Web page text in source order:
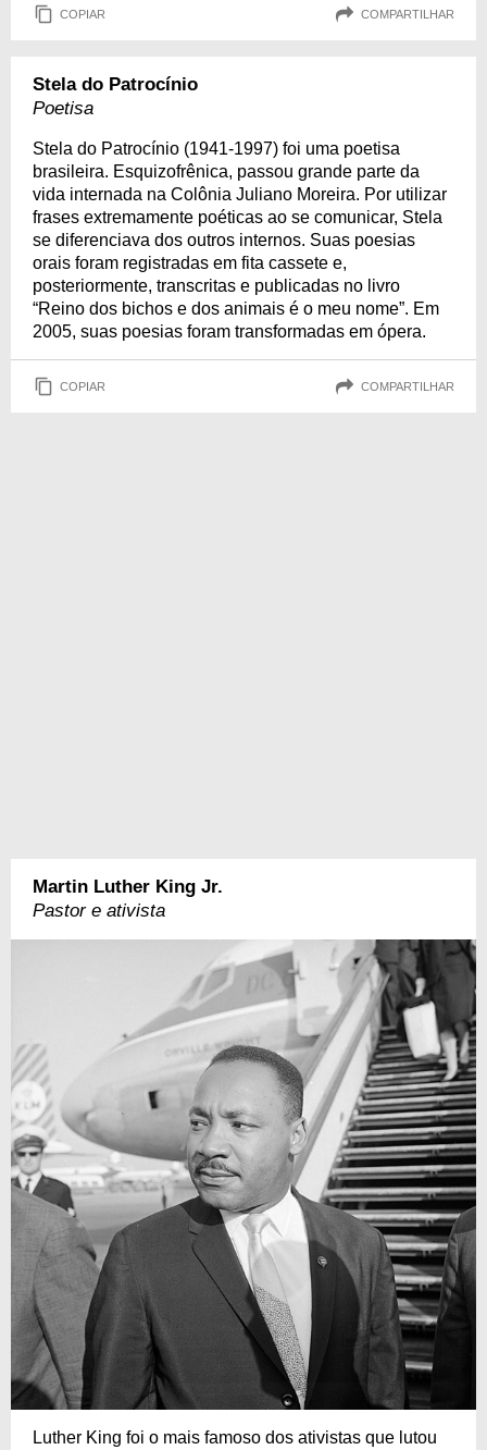
COPIAR COMPARTILHAR
Stela do Patrocínio
Poetisa
Stela do Patrocínio (1941-1997) foi uma poetisa
brasileira. Esquizofrênica, passou grande parte da
vida internada na Colônia Juliano Moreira. Por utilizar
frases extremamente poéticas ao se comunicar, Stela
se diferenciava dos outros internos. Suas poesias
orais foram registradas em fita cassete e,
posteriormente, transcritas e publicadas no livro
“Reino dos bichos e dos animais é o meu nome”. Em
2005, suas poesias foram transformadas em ópera.
COPIAR COMPARTILHAR
Martin Luther King Jr.
Pastor e ativista
Luther King foi o mais famoso dos ativistas que lutou